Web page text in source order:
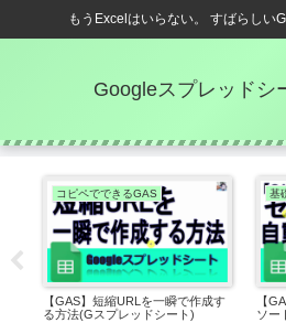
もうExcelはいらない。 すばらしい
Googleスプレッドシ
コピペでできるGAS
【GAS】短縮URLを一瞬で作成す
る方法(Gスプレッドシート)
基
【
ソー